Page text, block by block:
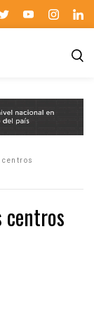
centros